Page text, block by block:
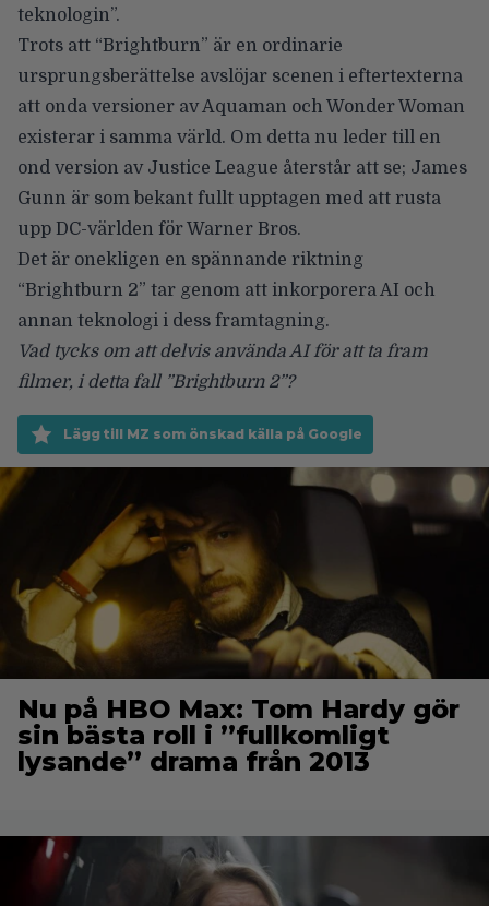
teknologin”.
Trots att “Brightburn” är en ordinarie
ursprungsberättelse avslöjar scenen i eftertexterna
att onda versioner av Aquaman och Wonder Woman
existerar i samma värld. Om detta nu leder till en
ond version av Justice League återstår att se; James
Gunn är som bekant fullt upptagen med att rusta
upp DC-världen för Warner Bros.
Det är onekligen en spännande riktning
“Brightburn 2” tar genom att inkorporera AI och
annan teknologi i dess framtagning.
Vad tycks om att delvis använda AI för att ta fram
filmer, i detta fall ”Brightburn 2”?
Lägg till MZ som önskad källa på Google
Nu på HBO Max: Tom Hardy gör
sin bästa roll i ”fullkomligt
lysande” drama från 2013